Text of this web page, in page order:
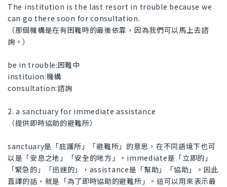
The institution is the last resort in trouble because we
can go there soon for consultation.
（那個機構是在有困難時的最後依靠，因為我們可以馬上去諮
詢。）
be in trouble:困難中
instituion:機構
consultation:諮詢
2. a sanctuary for immediate assistance
（提供即時協助的避難所）
sanctuary是「庇護所」「避難所」的意思，在不同語境下也可
以是「安息之地」「安全的地方」。immediate是「立即的」
「緊急的」「迅速的」，assistance是「幫助」「協助」。因此
直譯的話，就是「為了即時協助的避難所」。這可以用來表示最